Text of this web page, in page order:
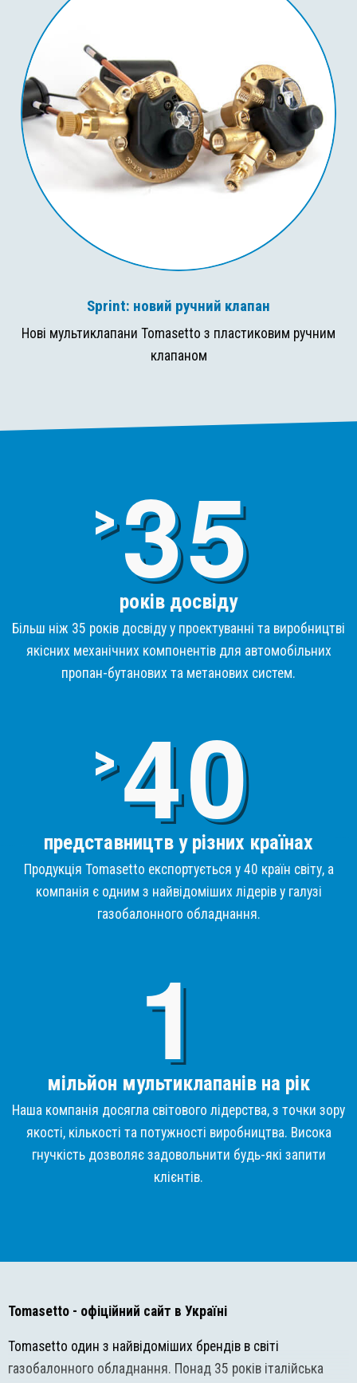
Sprint: новий ручний клапан
Нові мультиклапани Tomasetto з пластиковим ручним
клапаном
>3
років досвіду
Більш ніж 35 років досвіду у проектуванні та виробництві
якісних механічних компонентів для автомобільних
пропан-бутанових та метанових систем.
>4
представництв у різних країнах
Продукція Tomasetto експортується у 40 країн світу, а
компанія є одним з найвідоміших лідерів у галузі
газобалонного обладнання.
мільйон мультиклапанів на рік
Наша компанія досягла світового лідерства, з точки зору
якості, кількості та потужності виробництва. Висока
гнучкість дозволяє задовольнити будь-які запити
клієнтів.
Tomasetto - офіційний сайт в Україні
Tomasetto один з найвідоміших брендів в світі
газобалонного обладнання. Понад 35 років італійська